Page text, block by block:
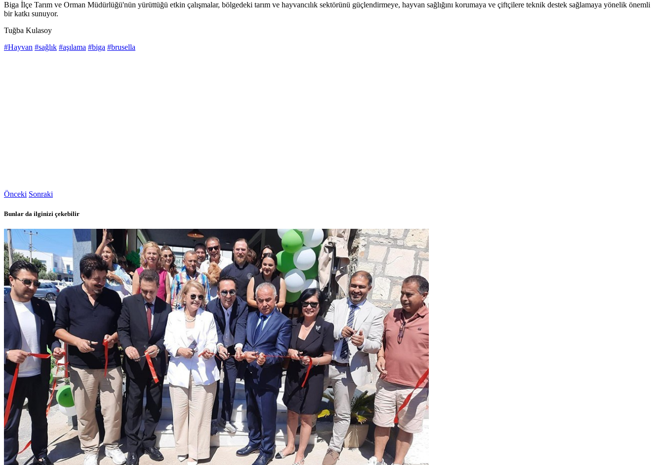
Biga İlçe Tarım ve Orman Müdürlüğü'nün yürüttüğü etkin çalışmalar, bölgedeki tarım ve hayvancılık sektörünü güçlendirmeye, hayvan sağlığını korumaya ve çiftçilere teknik destek sağlamaya yönelik önemli
bir katkı sunuyor.
Tuğba Kulasoy
#Hayvan #sağlık #aşılama #biga #brusella
Önceki Sonraki
Bunlar da ilginizi çekebilir